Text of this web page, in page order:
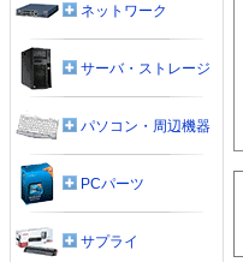
ネットワーク
サーバ・ストレージ
パソコン・周辺機器
PCパーツ
サプライ